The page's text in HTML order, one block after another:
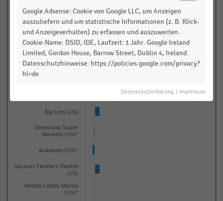
Tractor Supply
Academy (US)*
Wegmans Food Markets
(US)
WinCo Foods (US)*
Big Lots (US)
Demoulas Super
Markets (US)*
Sprouts Farmers Market
(US)
Hobby Lobby Stores
(US)*
Google Adsense: Cookie von Google LLC, um Anzeigen
auszuliefern und um statistische Informationen (z. B. Klick-
und Anzeigeverhalten) zu erfassen und auszuwerten.
Cookie-Name: DSID, IDE, Laufzeit: 1 Jahr. Google Ireland
Limited, Gordon House, Barrow Street, Dublin 4, Ireland.
Datenschutzhinweise: https://policies.google.com/privacy?
hl=de
Datenschutzerklärung Impressum